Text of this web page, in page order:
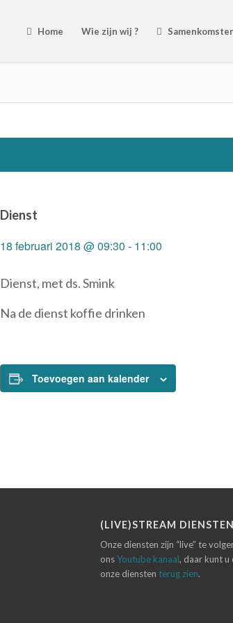
Home Wie zijn wij ?
Dienst
18 februari 2018 @ 09:30 - 11:00
Dienst, met ds. Smink
Na de dienst koffie drinken
Toevoegen aan kalender
(LIVE)STREAM DIENSTEN
Onze diensten zijn “live” te
onsYoutube kanaal, daar kunt u
onze diensten terug zien.